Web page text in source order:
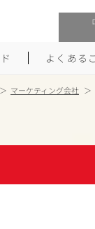
ィブ転職
よくある
マーケティング会社